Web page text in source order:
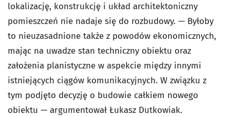
lokalizację, konstrukcję i układ architektoniczny
pomieszczeń nie nadaje się do rozbudowy. — Byłoby
to nieuzasadnione także z powodów ekonomicznych,
mając na uwadze stan techniczny obiektu oraz
założenia planistyczne w aspekcie między innymi
istniejących ciągów komunikacyjnych. W związku z
tym podjęto decyzję o budowie całkiem nowego
obiektu — argumentował Łukasz Dutkowiak.